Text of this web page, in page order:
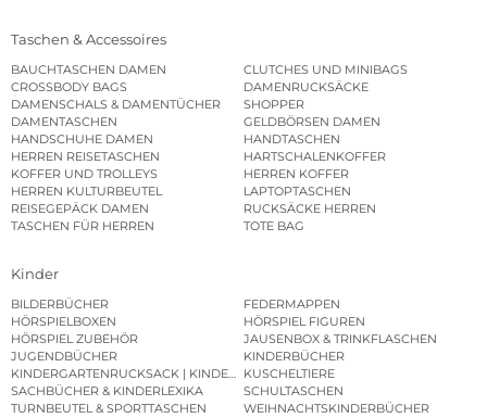
Taschen & Accessoires
BAUCHTASCHEN DAMEN
CLUTCHES UND MINIBAGS
CROSSBODY BAGS
DAMENRUCKSÄCKE
DAMENSCHALS & DAMENTÜCHER
SHOPPER
DAMENTASCHEN
GELDBÖRSEN DAMEN
HANDSCHUHE DAMEN
HANDTASCHEN
HERREN REISETASCHEN
HARTSCHALENKOFFER
KOFFER UND TROLLEYS
HERREN KOFFER
HERREN KULTURBEUTEL
LAPTOPTASCHEN
REISEGEPÄCK DAMEN
RUCKSÄCKE HERREN
TASCHEN FÜR HERREN
TOTE BAG
Kinder
BILDERBÜCHER
FEDERMAPPEN
HÖRSPIELBOXEN
HÖRSPIEL FIGUREN
HÖRSPIEL ZUBEHÖR
JAUSENBOX & TRINKFLASCHEN
JUGENDBÜCHER
KINDERBÜCHER
KINDERGARTENRUCKSACK | KINDERGARTENBEUTEL
KUSCHELTIERE
SACHBÜCHER & KINDERLEXIKA
SCHULTASCHEN
TURNBEUTEL & SPORTTASCHEN
WEIHNACHTSKINDERBÜCHER